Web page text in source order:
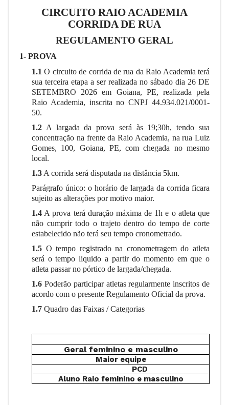
CIRCUITO RAIO ACADEMIA
CORRIDA DE RUA
REGULAMENTO GERAL
1- PROVA
1.1 O circuito de corrida de rua da Raio Academia terá
sua terceira etapa a ser realizada no sábado dia 26 DE
SETEMBRO 2026 em Goiana, PE, realizada pela
Raio Academia, inscrita no CNPJ 44.934.021/0001-
50.
1.2 A largada da prova será às 19;30h, tendo sua
concentração na frente da Raio Academia, na rua Luiz
Gomes, 100, Goiana, PE, com chegada no mesmo
local.
1.3 A corrida será disputada na distância 5km.
Parágrafo único: o horário de largada da corrida ficara
sujeito as alterações por motivo maior.
1.4 A prova terá duração máxima de 1h e o atleta que
não cumprir todo o trajeto dentro do tempo de corte
estabelecido não terá seu tempo cronometrado.
1.5 O tempo registrado na cronometragem do atleta
será o tempo liquido a partir do momento em que o
atleta passar no pórtico de largada/chegada.
1.6 Poderão participar atletas regularmente inscritos de
acordo com o presente Regulamento Oficial da prova.
1.7 Quadro das Faixas / Categorias
Geral feminino e masculino
Maior equipe
PCD
Aluno Raio feminino e masculino